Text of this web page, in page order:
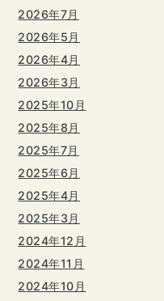
2026年7月
2026年5月
2026年4月
2026年3月
2025年10月
2025年8月
2025年7月
2025年6月
2025年4月
2025年3月
2024年12月
2024年11月
2024年10月